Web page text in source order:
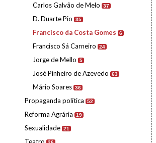
Carlos Galvão de Melo 37
D. Duarte Pio 35
Francisco da Costa Gomes 6
Francisco Sá Carneiro 24
Jorge de Mello 5
José Pinheiro de Azevedo 63
Mário Soares 36
Propaganda política 52
Reforma Agrária 19
Sexualidade 21